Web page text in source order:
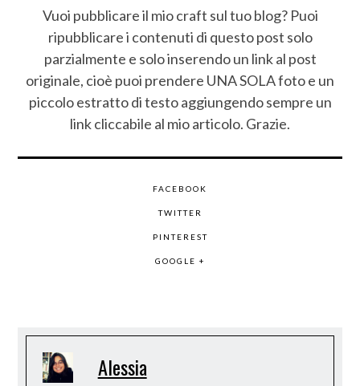
Vuoi pubblicare il mio craft sul tuo blog? Puoi
ripubblicare i contenuti di questo post solo
parzialmente e solo inserendo un link al post
originale, cioè puoi prendere UNA SOLA foto e un
piccolo estratto di testo aggiungendo sempre un
link cliccabile al mio articolo. Grazie.
FACEBOOK
TWITTER
PINTEREST
GOOGLE +
Alessia